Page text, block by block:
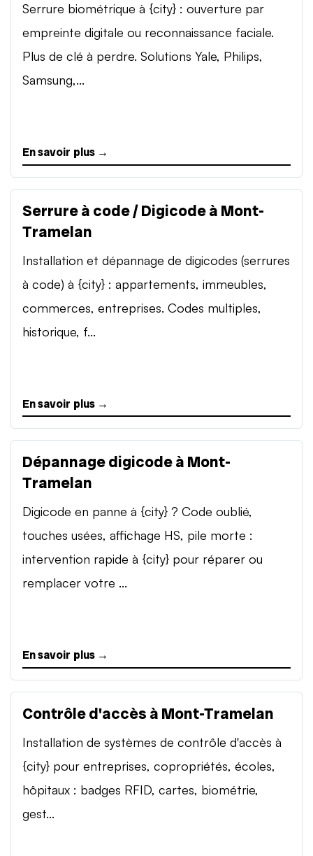
Serrure biométrique à {city} : ouverture par
empreinte digitale ou reconnaissance faciale.
Plus de clé à perdre. Solutions Yale, Philips,
Samsung,...
En savoir plus →
Serrure à code / Digicode à Mont-
Tramelan
Installation et dépannage de digicodes (serrures
à code) à {city} : appartements, immeubles,
commerces, entreprises. Codes multiples,
historique, f...
En savoir plus →
Dépannage digicode à Mont-
Tramelan
Digicode en panne à {city} ? Code oublié,
touches usées, affichage HS, pile morte :
intervention rapide à {city} pour réparer ou
remplacer votre ...
En savoir plus →
Contrôle d'accès à Mont-Tramelan
Installation de systèmes de contrôle d'accès à
{city} pour entreprises, copropriétés, écoles,
hôpitaux : badges RFID, cartes, biométrie,
gest...